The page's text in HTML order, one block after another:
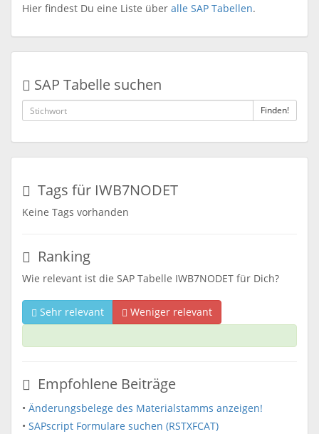
Hier findest Du eine Liste über alle SAP Tabellen.
SAP Tabelle suchen
Finden!
Tags für IWB7NODET
Keine Tags vorhanden
Ranking
Wie relevant ist die SAP Tabelle IWB7NODET für Dich?
Sehr relevant Weniger relevant
Empfohlene Beiträge
• Änderungsbelege des Materialstamms anzeigen!
• SAPscript Formulare suchen (RSTXFCAT)